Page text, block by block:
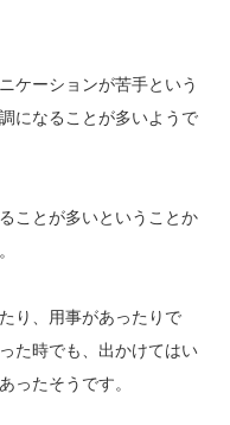
ケーションが苦手という
になることが多いようで
ことが多いということか
り、用事があったりで
た時でも、出かけてはい
ったそうです。